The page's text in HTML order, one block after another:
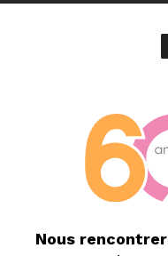
Nous